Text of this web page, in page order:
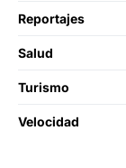
Reportajes
Salud
Turismo
Velocidad